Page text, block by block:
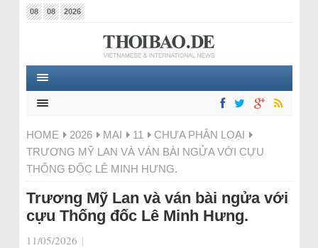
08 08 2026
HOME 2026 MAI 11
CHƯA PHÂN LOẠI
TRƯƠNG MỸ LAN VÀ VÁN BÀI NGỬA VỚI CỰU
THỐNG ĐỐC LÊ MINH HƯNG.
Trương Mỹ Lan và ván bài ngửa với
cựu Thống đốc Lê Minh Hưng.
11/05/2026 |